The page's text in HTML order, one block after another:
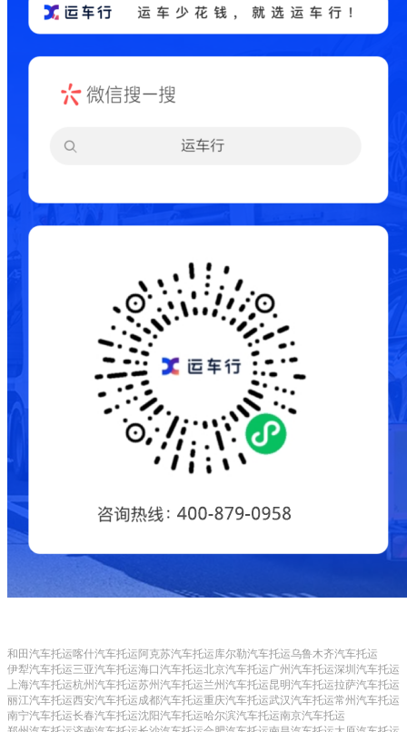
和田汽车托运喀什汽车托运 阿克苏汽车托运库尔勒汽车托运乌鲁木齐汽车托运
伊犁汽车托运三亚汽车托运海口汽车托运北京汽车托运广州汽车托运深圳汽车托运
上海汽车托运杭州汽车托运苏州汽车托运兰州汽车托运昆明汽车托运拉萨汽车托运
丽江汽车托运西安汽车托运成都汽车托运重庆汽车托运武汉汽车托运常州汽车托运
南宁汽车托运长春汽车托运沈阳汽车托运哈尔滨汽车托运南京汽车托运